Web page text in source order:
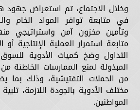
وخلال الاجتماع، تم استعراض جهود
في متابعة توافر المواد الخام
وتأمين مخزون آمن واستراتيجي
متابعة استمرار العملية الإنتاجية أو
التداول وضخ كميات الأدوية
المبذولة لمنع الممارسات الخاطئة
من الحملات التفتيشية، وذلك بما
مختلف الأدوية بالجودة اللازمة،
المواطنين.